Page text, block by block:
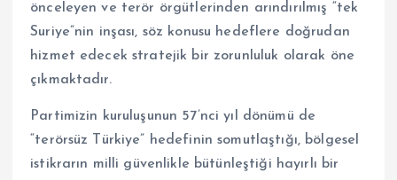
önceleyen ve terör örgütlerinden arındırılmış “tek
Suriye”nin inşası, söz konusu hedeflere doğrudan
hizmet edecek stratejik bir zorunluluk olarak öne
çıkmaktadır.
Partimizin kuruluşunun 57’nci yıl dönümü de
“terörsüz Türkiye” hedefinin somutlaştığı, bölgesel
istikrarın milli güvenlikle bütünleştiği hayırlı bir